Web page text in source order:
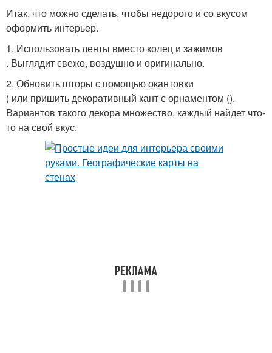
Итак, что можно сделать, чтобы недорого и со вкусом
оформить интерьер.
1. Использовать ленты вместо колец и зажимов
. Выглядит свежо, воздушно и оригинально.
2. Обновить шторы с помощью окантовки
) или пришить декоративный кант с орнаментом ().
Вариантов такого декора множество, каждый найдет что-
то на свой вкус.